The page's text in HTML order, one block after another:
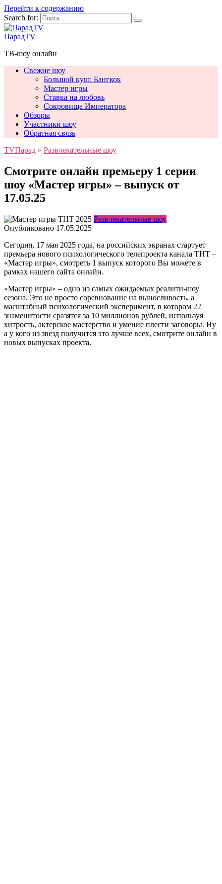
Перейти к содержанию
Search for:
ПарадTV
ТВ-шоу онлайн
Свежие шоу
Большой куш: Бангкок
Мастер игры
Ставка на любовь
Сокровища Императора
Обзоры
Участники шоу
Обратная связь
TVПарад » Развлекательные шоу
Смотрите онлайн премьеру 1 серии
шоу «Мастер игры» – выпуск от
17.05.25
Развлекательные шоу
Опубликовано 17.05.2025
Сегодня, 17 мая 2025 года, на российских экранах стартует
премьера нового психологического телепроекта канала ТНТ –
«Мастер игры», смотреть 1 выпуск которого Вы можете в
рамках нашего сайта онлайн.
«Мастер игры» – одно из самых ожидаемых реалити-шоу
сезона. Это не просто соревнование на выносливость, а
масштабный психологический эксперимент, в котором 22
знаменитости сразятся за 10 миллионов рублей, используя
хитрость, актерское мастерство и умение плести заговоры. Ну
а у кого из звезд получится это лучше всех, смотрите онлайн в
новых выпусках проекта.